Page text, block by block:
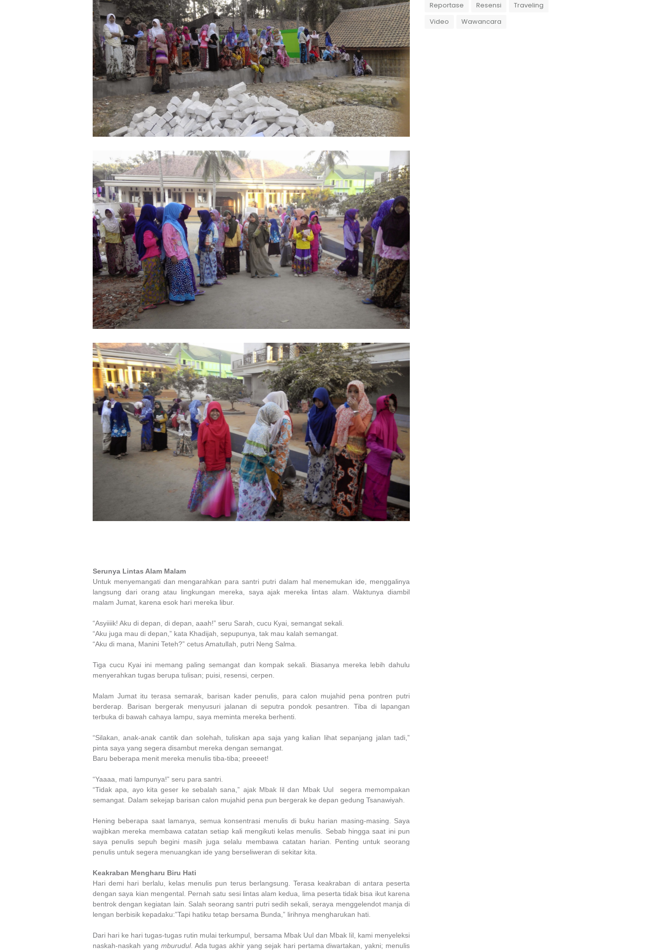
Serunya Lintas Alam Malam
Untuk menyemangati dan mengarahkan para santri putri dalam hal menemukan ide, menggalinya
langsung dari orang atau lingkungan mereka, saya ajak mereka lintas alam. Waktunya diambil
malam Jumat, karena esok hari mereka libur.
“Asyiiiik! Aku di depan, di depan, aaah!” seru Sarah, cucu Kyai, semangat sekali.
“Aku juga mau di depan,” kata Khadijah, sepupunya, tak mau kalah semangat.
“Aku di mana, Manini Teteh?” cetus Amatullah, putri Neng Salma.
Tiga cucu Kyai ini memang paling semangat dan kompak sekali. Biasanya mereka lebih dahulu
menyerahkan tugas berupa tulisan; puisi, resensi, cerpen.
Malam Jumat itu terasa semarak, barisan kader penulis, para calon mujahid pena pontren putri
berderap. Barisan bergerak menyusuri jalanan di seputra pondok pesantren. Tiba di lapangan
terbuka di bawah cahaya lampu, saya meminta mereka berhenti.
“Silakan, anak-anak cantik dan solehah, tuliskan apa saja yang kalian lihat sepanjang jalan tadi,”
pinta saya yang segera disambut mereka dengan semangat.
Baru beberapa menit mereka menulis tiba-tiba; preeeet!
“Yaaaa, mati lampunya!” seru para santri.
“Tidak apa, ayo kita geser ke sebalah sana,” ajak Mbak Iil dan Mbak Uul segera memompakan
semangat. Dalam sekejap barisan calon mujahid pena pun bergerak ke depan gedung Tsanawiyah.
Hening beberapa saat lamanya, semua konsentrasi menulis di buku harian masing-masing. Saya
wajibkan mereka membawa catatan setiap kali mengikuti kelas menulis. Sebab hingga saat ini pun
saya penulis sepuh begini masih juga selalu membawa catatan harian. Penting untuk seorang
penulis untuk segera menuangkan ide yang berseliweran di sekitar kita.
Keakraban Mengharu Biru Hati
Hari demi hari berlalu, kelas menulis pun terus berlangsung. Terasa keakraban di antara peserta
dengan saya kian mengental. Pernah satu sesi lintas alam kedua, lima peserta tidak bisa ikut karena
bentrok dengan kegiatan lain. Salah seorang santri putri sedih sekali, seraya menggelendot manja di
lengan berbisik kepadaku:”Tapi hatiku tetap bersama Bunda,” lirihnya mengharukan hati.
Dari hari ke hari tugas-tugas rutin mulai terkumpul, bersama Mbak Uul dan Mbak Iil, kami menyeleksi
naskah-naskah yang mburudul. Ada tugas akhir yang sejak hari pertama diwartakan, yakni; menulis
Reportase
Resensi
Traveling
Video
Wawancara